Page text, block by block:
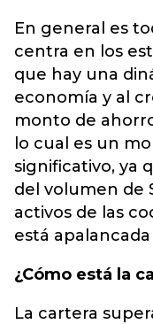
En general es
centra en los
que hay una
economía y al
monto de
lo cual es un
significativo, ya
del volumen de
activos de las
está
¿Cómo está la
La cartera